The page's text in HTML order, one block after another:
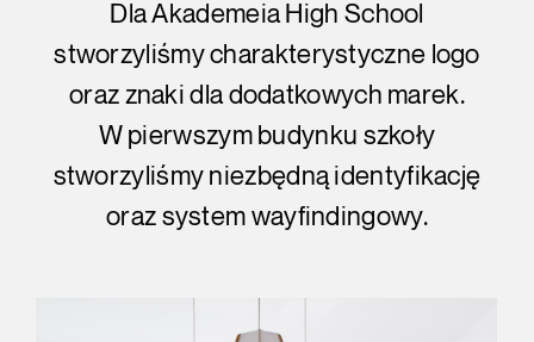
Dla Akademeia High School
stworzyliśmy charakterystyczne logo
oraz znaki dla dodatkowych marek.
W pierwszym budynku szkoły
stworzyliśmy niezbędną identyfikację
oraz system wayfindingowy.